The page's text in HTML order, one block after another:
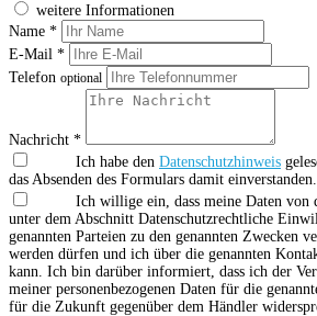
weitere Informationen
Name *
E-Mail *
Telefon optional
Nachricht *
Ich habe den Datenschutzhinweis
das Absenden des Formulars damit einverstanden.
Ich willige ein, dass meine Daten von
unter dem Abschnitt Datenschutzrechtliche
genannten Parteien zu den genannten Zwecken
werden dürfen und ich über die genannten
kann. Ich bin darüber informiert, dass ich der
meiner personenbezogenen Daten für die
für die Zukunft gegenüber dem Händler